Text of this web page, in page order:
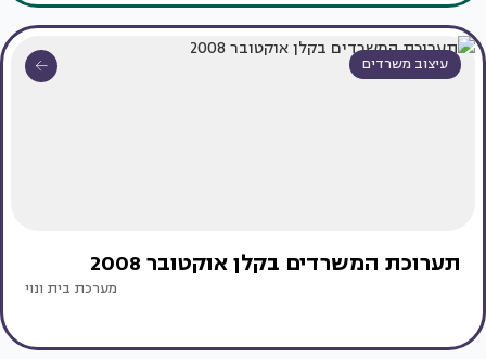
עיצוב משרדים
תערוכת המשרדים בקלן אוקטובר 2008
מערכת בית ונוי